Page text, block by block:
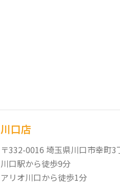
川口店
〒332-0016 埼玉県川口市幸町
川口駅から徒歩9分
アリオ川口から徒歩1分